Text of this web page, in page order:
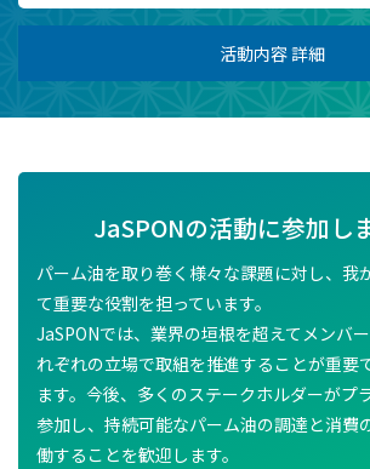
活動内容 詳細
JaSPONの活動に参加し
パーム油を取り巻く様々な課題に対し、我
て重要な役割を担っています。
JaSPONでは、業界の垣根を超えてメンバ
れぞれの立場で取組を推進することが重要
ます。今後、多くのステークホルダーがプ
参加し、持続可能なパーム油の調達と消費
働することを歓迎します。